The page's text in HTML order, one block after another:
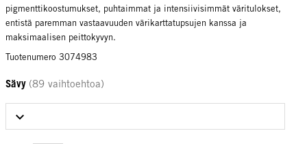
pigmenttikoostumukset, puhtaimmat ja intensiivisimmät väritulokset,
entistä paremman vastaavuuden värikarttatupsujen kanssa ja
maksimaalisen peittokyvyn.
Tuotenumero 3074983
Sävy (89 vaihtoehtoa)